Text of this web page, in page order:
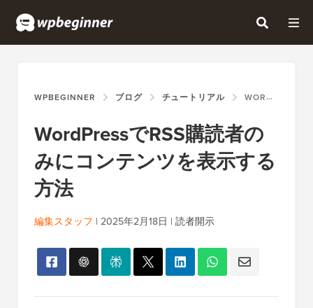
WPBEGINNER ブログ チュートリアル WORDPRESSでRSS購読者のみにコンテンツを表示する方法
WordPressでRSS購読者の
みにコンテンツを表示する
方法
編集スタッフ | 2025年2月18日 | 読者開示